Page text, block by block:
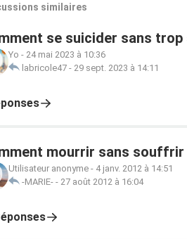
similaires
se suicider sans
Yo - 24 mai 2023 à 10:36
labricole47 - 29 sept. 2023 à 14:11
mourrir sans souffrir
Utilisateur anonyme - 4 janv. 2012 à 14:51
-MARIE- - 27 août 2012 à 16:04